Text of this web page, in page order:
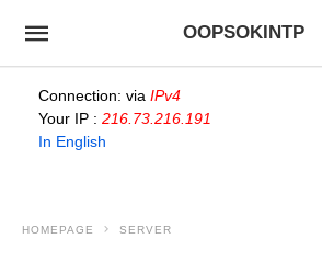
OOPSOKINTP
Connection: via IPv4
Your IP : 216.73.216.191
In English
HOMEPAGE SERVER